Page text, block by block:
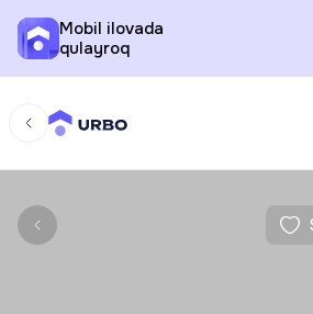
Mobil ilovada
qulayroq